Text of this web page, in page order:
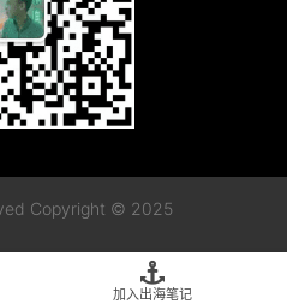
Copyright © 2025
粤公网安备44010402003128
加入出海笔记